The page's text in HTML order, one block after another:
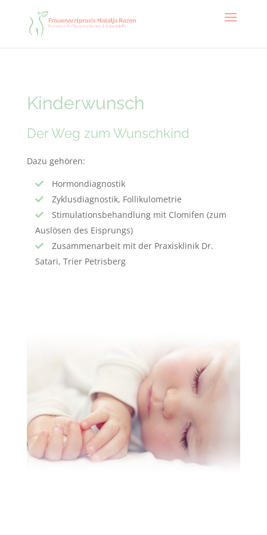
Kinderwunsch
Der Weg zum Wunschkind
Dazu gehören:
Hormondiagnostik
Zyklusdiagnostik, Follikulometrie
Stimulationsbehandlung mit Clomifen (zum
Auslösen des Eisprungs)
Zusammenarbeit mit der Praxisklinik Dr.
Satari, Trier Petrisberg